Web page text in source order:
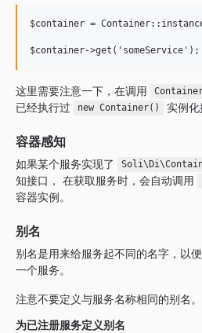
$container =
这里需要注意一下，在调用
已经执行过
new Container() 实例化
容器感知
如果某个服务实现了
知接口， 在获取服务时，会自动调用
容器实例。
别名
别名是用来给服务起不同的名字，以
一个服务。
注意不要定义与服务名称相同的别名。
为已注册服务定义别名